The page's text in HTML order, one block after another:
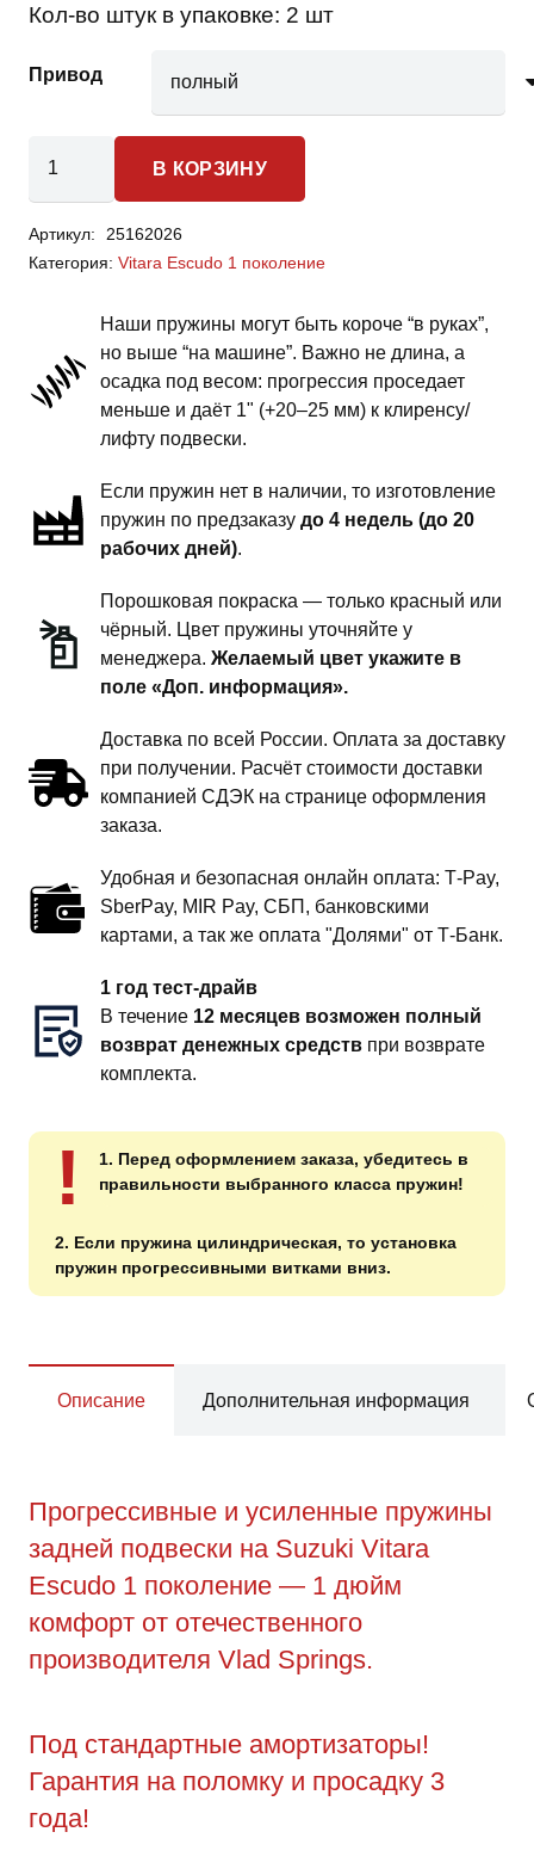
Кол-во штук в упаковке: 2 шт
Привод
товара
Vitara
Escudo
поколение
пружины
В КОРЗИНУ
Артикул:
25162026
Категория: Vitara Escudo 1 поколение
Наши пружины могут быть короче “в руках”,
но выше “на машине”. Важно не длина, а
осадка под весом: прогрессия проседает
меньше и даёт 1" (+20–25 мм) к клиренсу/
лифту подвески.
Если пружин нет в наличии, то изготовление
пружин по предзаказу до 4 недель (до 20
рабочих дней).
Порошковая покраска — только красный или
чёрный. Цвет пружины уточняйте у
менеджера. Желаемый цвет укажите в
поле «Доп. информация».
Доставка по всей России. Оплата за доставку
при получении. Расчёт стоимости доставки
компанией СДЭК на странице оформления
заказа.
Удобная и безопасная онлайн оплата: T‑Pay,
SberPay, MIR Pay, СБП, банковскими
картами, а так же оплата "Долями" от Т-Банк.
1 год тест-драйв
В течение 12 месяцев возможен полный
возврат денежных средств при возврате
комплекта.
!
1. Перед оформлением заказа, убедитесь в
правильности выбранного класса пружин!
2. Если пружина цилиндрическая, то установка
пружин прогрессивными витками вниз.
Описание Дополнительная информация
Прогрессивные и усиленные пружины
задней подвески на Suzuki Vitara
Escudo 1 поколение — 1 дюйм
комфорт от отечественного
производителя Vlad Springs.
Под стандартные амортизаторы!
Гарантия на поломку и просадку 3
года!